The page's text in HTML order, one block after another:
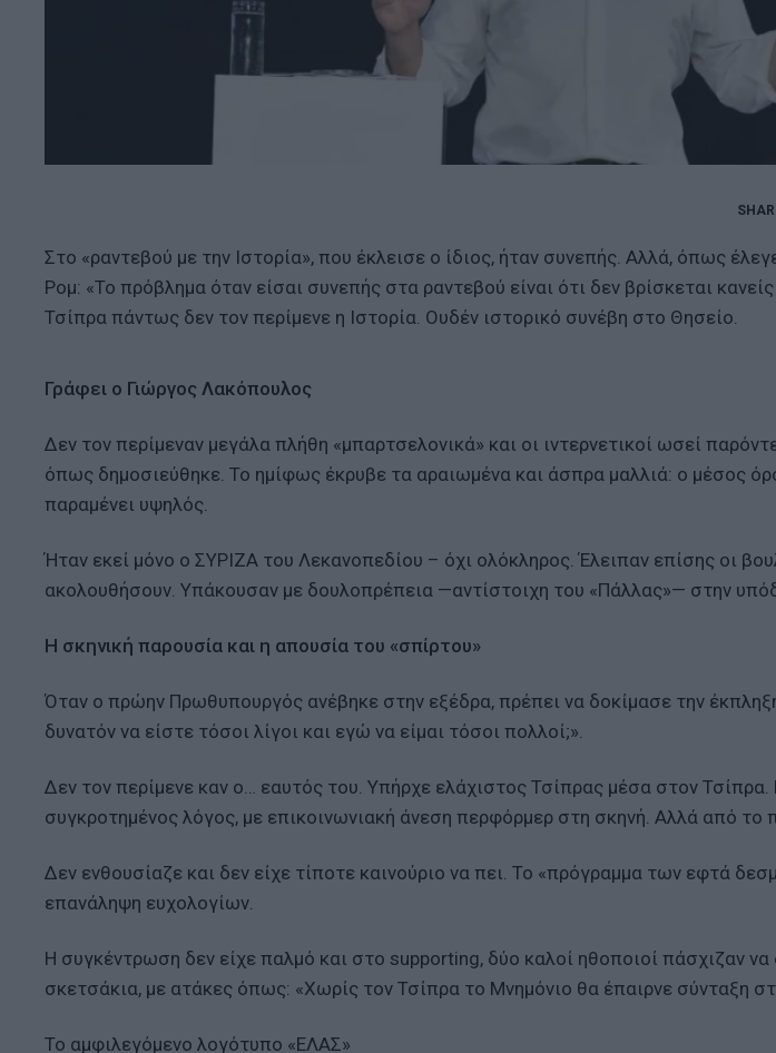
Στο «ραντεβού με την Ιστορία», που έκλεισε ο ίδιος, ήταν συνεπής. Αλλά, όπως
Ρομ: «Το πρόβλημα όταν είσαι συνεπής στα ραντεβού είναι ότι δεν βρίσκεται
Τσίπρα πάντως δεν τον περίμενε η Ιστορία. Ουδέν ιστορικό συνέβη στο Θησείο.
Γράφει ο Γιώργος Λακόπουλος
Δεν τον περίμεναν μεγάλα πλήθη «μπαρτσελονικά» και οι ιντερνετικοί ωσεί
όπως δημοσιεύθηκε. Το ημίφως έκρυβε τα αραιωμένα και άσπρα μαλλιά: ο μέσος
παραμένει υψηλός.
Ήταν εκεί μόνο ο ΣΥΡΙΖΑ του Λεκανοπεδίου – όχι ολόκληρος. Έλειπαν επίσης οι
ακολουθήσουν. Υπάκουσαν με δουλοπρέπεια —αντίστοιχη του «Πάλλας»— στην
Η σκηνική παρουσία και η απουσία του «σπίρτου»
Όταν ο πρώην Πρωθυπουργός ανέβηκε στην εξέδρα, πρέπει να δοκίμασε την
δυνατόν να είστε τόσοι λίγοι και εγώ να είμαι τόσοι πολλοί;».
Δεν τον περίμενε καν ο… εαυτός του. Υπήρχε ελάχιστος Τσίπρας μέσα στον Τσίπρα.
συγκροτημένος λόγος, με επικοινωνιακή άνεση περφόρμερ στη σκηνή. Αλλά από το
Δεν ενθουσίαζε και δεν είχε τίποτε καινούριο να πει. Το «πρόγραμμα των εφτά
επανάληψη ευχολογίων.
Η συγκέντρωση δεν είχε παλμό και στο supporting, δύο καλοί ηθοποιοί πάσχιζαν
σκετσάκια, με ατάκες όπως: «Χωρίς τον Τσίπρα το Μνημόνιο θα έπαιρνε σύνταξη
Το αμφιλεγόμενο λογότυπο «ΕΛΑΣ»